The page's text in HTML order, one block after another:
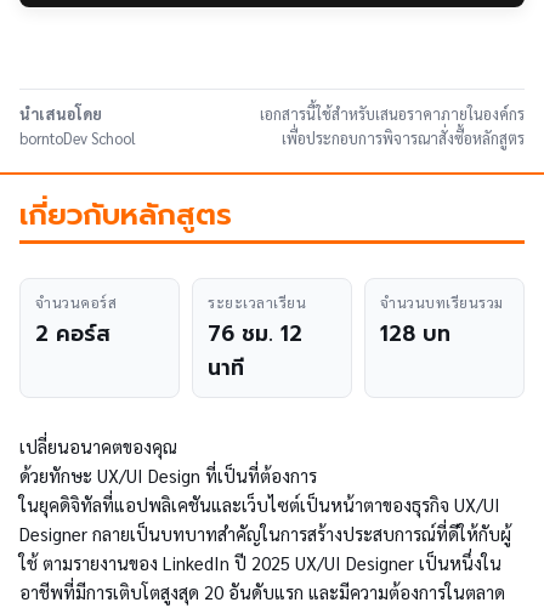
นำเสนอโดย
borntoDev School
เอกสารนี้ใช้สำหรับเสนอราคาภายในองค์กร
เพื่อประกอบการพิจารณาสั่งซื้อหลักสูตร
เกี่ยวกับหลักสูตร
จำนวนคอร์ส
2 คอร์ส
ระยะเวลาเรียน
76 ชม. 12
นาที
จำนวนบทเรียนรวม
128 บท
เปลี่ยนอนาคตของคุณ
ด้วยทักษะ UX/UI Design ที่เป็นที่ต้องการ
ในยุคดิจิทัลที่แอปพลิเคชันและเว็บไซต์เป็นหน้าตาของธุรกิจ UX/UI
Designer กลายเป็นบทบาทสำคัญในการสร้างประสบการณ์ที่ดีให้กับผู้
ใช้ ตามรายงานของ LinkedIn ปี 2025 UX/UI Designer เป็นหนึ่งใน
อาชีพที่มีการเติบโตสูงสุด 20 อันดับแรก และมีความต้องการในตลาด